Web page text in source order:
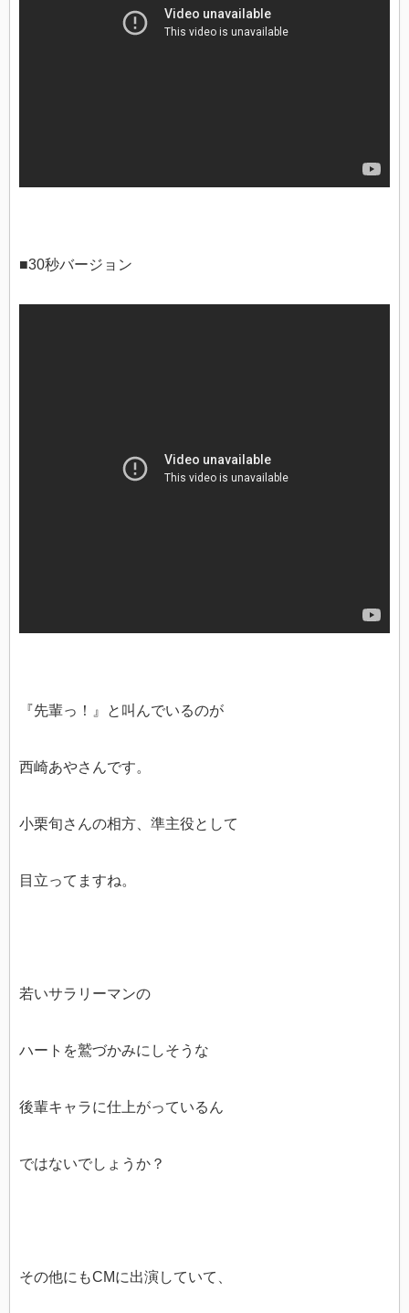
■30秒バージョン
『先輩っ！』と叫んでいるのが
西崎あやさんです。
小栗旬さんの相方、準主役として
目立ってますね。
若いサラリーマンの
ハートを鷲づかみにしそうな
後輩キャラに仕上がっているん
ではないでしょうか？
その他にもCMに出演していて、